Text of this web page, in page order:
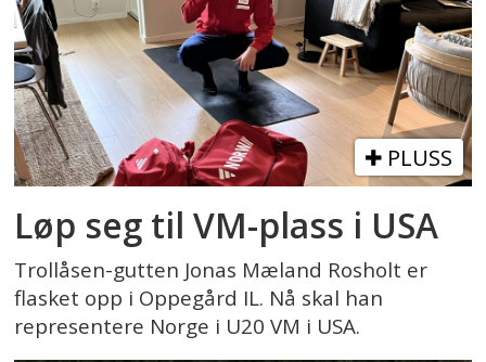
PLUSS
Løp seg til VM-plass i USA
Trollåsen-gutten Jonas Mæland Rosholt er
flasket opp i Oppegård IL. Nå skal han
representere Norge i U20 VM i USA.